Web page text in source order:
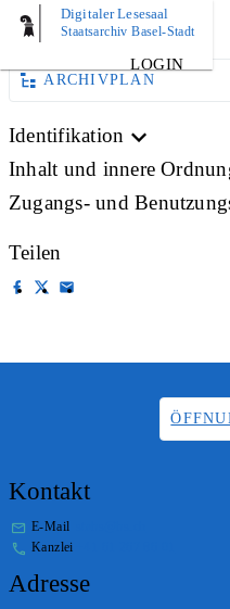
Digitaler Lesesaal
Staatsarchiv Basel-Stadt
LOGIN
BILD
ARCHIVPLAN
Identifikation
Inhalt und innere
Zugangs- und
Teilen
Kontakt
E-Mail
Kanzlei
Adresse